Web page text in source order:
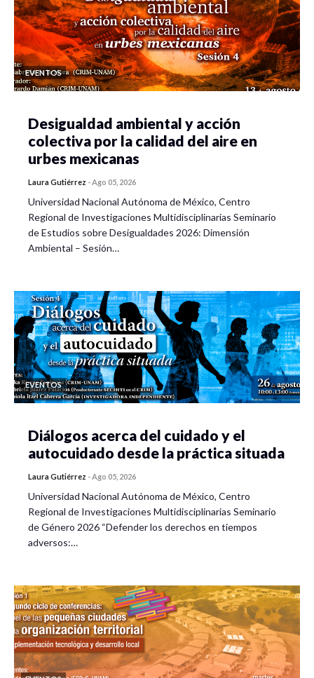
EVENTOS
Desigualdad ambiental y acción
colectiva por la calidad del aire en
urbes mexicanas
Laura Gutiérrez -Ago 05, 2026
Universidad Nacional Autónoma de México, Centro
Regional de Investigaciones Multidisciplinarias Seminario
de Estudios sobre Desigualdades 2026: Dimensión
Ambiental – Sesión…
EVENTOS
Diálogos acerca del cuidado y el
autocuidado desde la práctica situada
Laura Gutiérrez -Ago 05, 2026
Universidad Nacional Autónoma de México, Centro
Regional de Investigaciones Multidisciplinarias Seminario
de Género 2026 “Defender los derechos en tiempos
adversos:…